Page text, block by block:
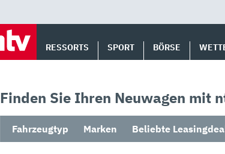
RESSORTS SPORT BÖRSE
Finden Sie Ihren Neuwagen mit
Fahrzeugtyp Marken Beliebte